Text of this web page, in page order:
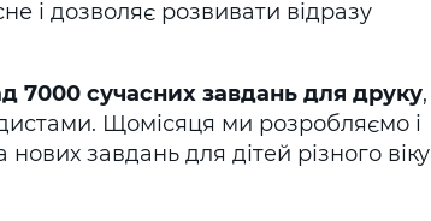
і дозволяє розвивати відразу
7000 сучасних завдань для друку,
Щомісяця ми розробляємо і
завдань для дітей різного віку